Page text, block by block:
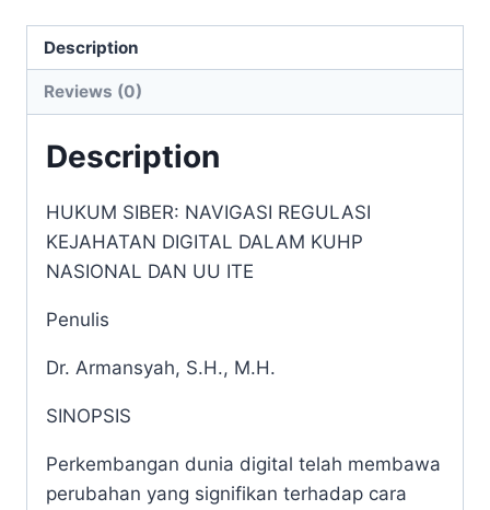
DIGITAL
DALAM
DAN
ITE
quantity
Description
Reviews (0)
Description
HUKUM SIBER: NAVIGASI REGULASI
KEJAHATAN DIGITAL DALAM KUHP
NASIONAL DAN UU ITE
Penulis
Dr. Armansyah, S.H., M.H.
SINOPSIS
Perkembangan dunia digital telah membawa
perubahan yang signifikan terhadap cara